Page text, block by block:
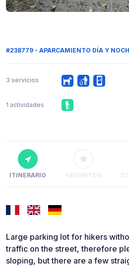
#238779 - APARCAMIENTO DÍA Y
3 servicios
1 actividades
ITINERARIO FAVORITOS
Large parking lot for hikers
traffic on the street, therefore
sloping, but there are a few